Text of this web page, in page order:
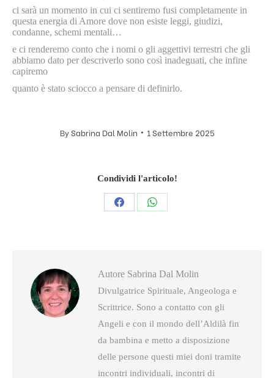
ci sarà un momento in cui ci sentiremo fusi completamente in
questa energia di Amore dove non esiste leggi, giudizi,
condanne, schemi mentali…
e ci renderemo conto che i nomi o gli aggettivi terrestri che gli
abbiamo dato per descriverlo sono così inadeguati, che infine
capiremo
quanto è stato sciocco a pensare di definirlo.
BySabrina Dal Molin 1 Settembre 2025
Condividi l'articolo!
CondividiCondividi
Autore Sabrina Dal Molin
Divulgatrice Spirituale, Angeologa e
Scrittrice. Sono a contatto con gli
Angeli e con il mondo dell’Aldilà fin
da bambina e metto a disposizione
delle persone questi miei doni tramite
incontri individuali, incontri di